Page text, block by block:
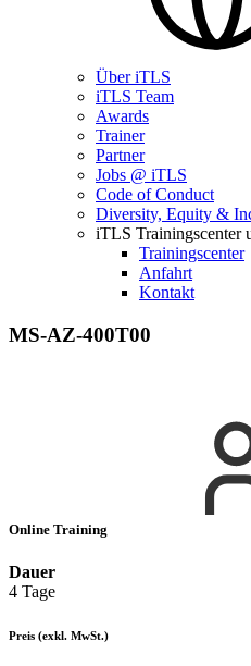
Über iTLS
iTLS Team
Awards
Trainer
Partner
Jobs @ iTLS
Code of Conduct
Diversity, Equity &
iTLS Trainingscenter
Trainingscenter
Anfahrt
Kontakt
MS-AZ-400T00
Online Training
Dauer
4 Tage
Preis (exkl. MwSt.)